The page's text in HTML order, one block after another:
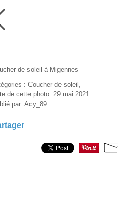
de soleil à Migennes
: Coucher de soleil,
de cette photo: 29 mai 2021
par: Acy_89